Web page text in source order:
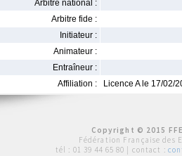
Arbitre national :
Arbitre fide :
Initiateur :
Animateur :
Entraîneur :
Affiliation :
Licence A le 17/02/
Copyright © 2015
Fédération Française des
tél : 01 39 44 65 80 | contact :